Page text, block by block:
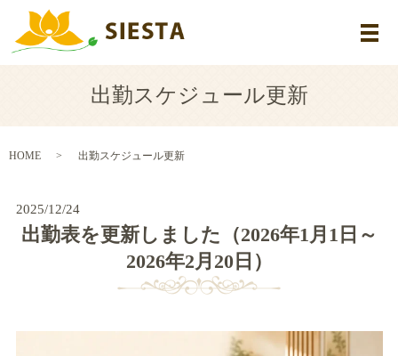
メ
出勤スケジュール更新
HOME 出勤スケジュール更新
2025/12/24
出勤表を更新しました（2026年1月1日～
2026年2月20日）